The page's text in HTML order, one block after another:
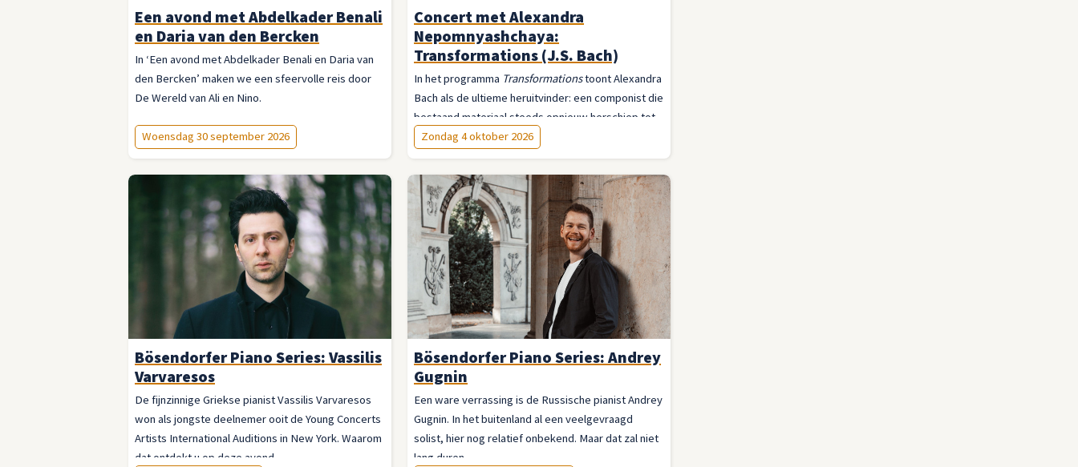
Een avond met Abdelkader Benali
en Daria van den Bercken
In ‘Een avond met Abdelkader Benali en Daria van
den Bercken’ maken we een sfeervolle reis door
De Wereld van Ali en Nino.
Woensdag 30 september 2026
Concert met Alexandra
Nepomnyashchaya:
Transformations (J.S. Bach)
In het programma Transformationstoont Alexandra
Bach als de ultieme heruitvinder: een componist die
bestaand materiaal steeds opnieuw herschiep tot
opvallende nieuwe werken.
Zondag 4 oktober 2026
Bösendorfer Piano Series: Vassilis
Varvaresos
De fijnzinnige Griekse pianist Vassilis Varvaresos
won als jongste deelnemer ooit de Young Concerts
Artists International Auditions in New York. Waarom
dat ontdekt u op deze avond.
Bösendorfer Piano Series: Andrey
Gugnin
Een ware verrassing is de Russische pianist Andrey
Gugnin. In het buitenland al een veelgevraagd
solist, hier nog relatief onbekend. Maar dat zal niet
lang duren.